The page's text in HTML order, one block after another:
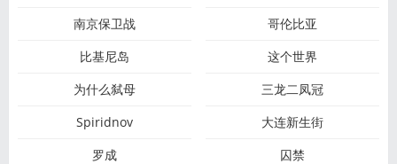
南京保卫战
哥伦比亚
比基尼岛
这个世界
为什么弑母
三龙二凤冠
Spiridnov
大连新生街
罗成
囚禁